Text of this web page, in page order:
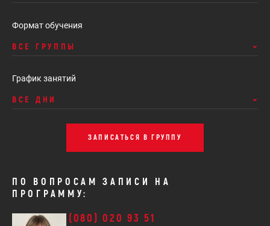
Формат обучения
ВСЕ ГРУППЫ
График занятий
ВСЕ ДНИ
ЗАПИСАТЬСЯ В ГРУППУ
ПО ВОПРОСАМ ЗАПИСИ НА
ПРОГРАММУ:
(080) 020 93 51